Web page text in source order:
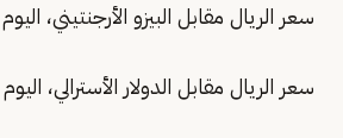
سعر الريال مقابل البيزو الأرجنتيني، اليوم الاثنين
سعر الريال مقابل الدولار الأسترالي، اليوم الاثنين